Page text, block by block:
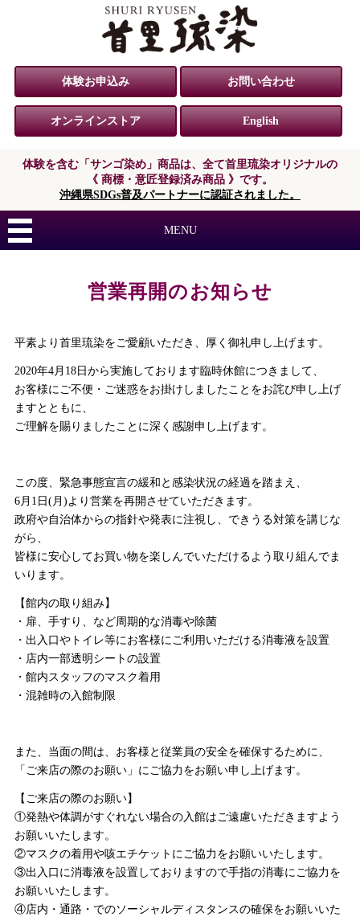
体験お申込み お問い合わせ
オンラインストア English
体験を含む「サンゴ染め」商品は、 全て首里琉染オリジナルの
《 商標・意匠登録済み商品 》です。
沖縄県SDGs普及パートナーに認証されました。
MENU
営業再開のお知らせ
平素より首里琉染をご愛顧いただき、厚く御礼申し上げます。
2020年4月18日から実施しております臨時休館につきまして、
お客様にご不便・ご迷惑をお掛けしましたことをお詫び申し上げ
ますとともに、
ご理解を賜りましたことに深く感謝申し上げます。
この度、緊急事態宣言の緩和と感染状況の経過を踏まえ、
6月1日(月)より営業を再開させていただきます。
政府や自治体からの指針や発表に注視し、できうる対策を講じな
がら、
皆様に安心してお買い物を楽しんでいただけるよう取り組んでま
いります。
【館内の取り組み】
・扉、手すり、など周期的な消毒や除菌
・出入口やトイレ等にお客様にご利用いただける消毒液を設置
・店内一部透明シートの設置
・館内スタッフのマスク着用
・混雑時の入館制限
また、当面の間は、お客様と従業員の安全を確保するために、
「ご来店の際のお願い」にご協力をお願い申し上げます。
【ご来店の際のお願い】
①発熱や体調がすぐれない場合の入館はご遠慮いただきますよう
お願いいたします。
②マスクの着用や咳エチケットにご協力をお願いいたします。
③出入口に消毒液を設置しておりますので手指の消毒にご協力を
お願いいたします。
④店内・通路・でのソーシャルディスタンスの確保をお願いいた